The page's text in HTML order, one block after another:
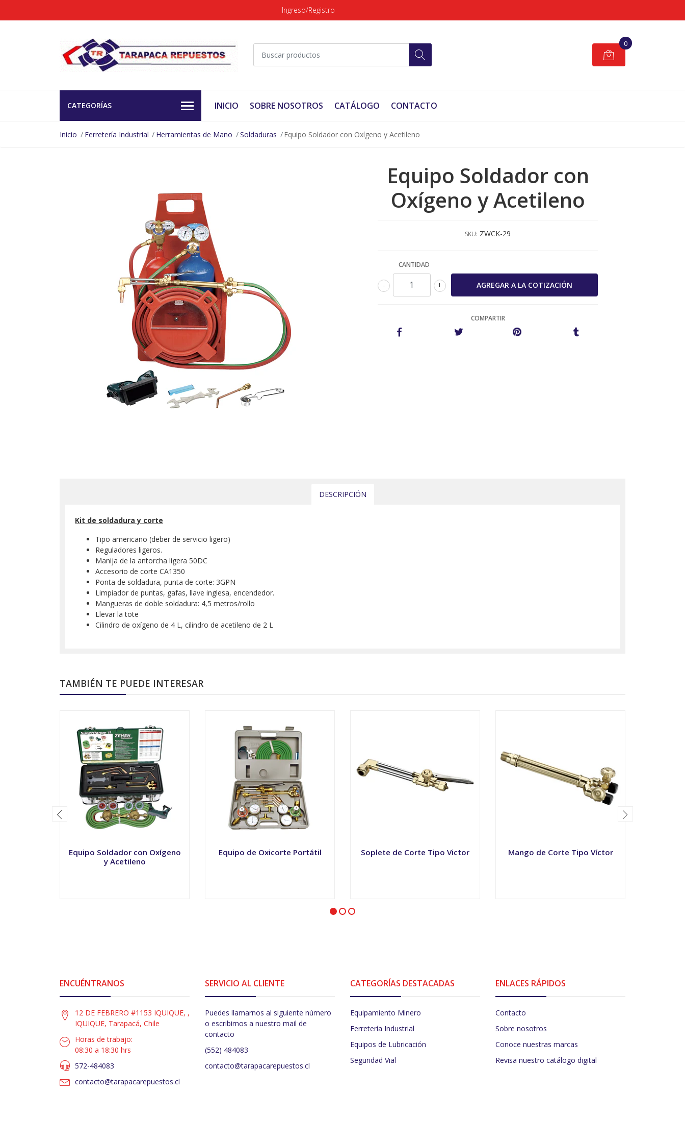
Ingreso/Registro
0
CATEGORÍAS INICIO SOBRE NOSOTROS CATÁLOGO CONTACTO
Inicio Ferretería Industrial Herramientas de Mano Soldaduras Equipo Soldador con Oxígeno y Acetileno
Equipo Soldador con
Oxígeno y Acetileno
SKU: ZWCK-29
CANTIDAD
+
-
COMPARTIR
DESCRIPCIÓN
Kit de soldadura y corte
Tipo americano (deber de servicio ligero)
Reguladores ligeros.
Manija de la antorcha ligera 50DC
Accesorio de corte CA1350
Ponta de soldadura, punta de corte: 3GPN
Limpiador de puntas, gafas, llave inglesa, encendedor.
Mangueras de doble soldadura: 4,5 metros/rollo
Llevar la tote
Cilindro de oxígeno de 4 L, cilindro de acetileno de 2 L
TAMBIÉN TE PUEDE INTERESAR
Equipo Soldador con Oxígeno
y Acetileno
Equipo de Oxicorte Portátil Soplete de Corte Tipo Victor Mango de Corte Tipo Víctor
ENCUÉNTRANOS
12 DE FEBRERO #1153 IQUIQUE, ,
IQUIQUE, Tarapacá, Chile
Horas de trabajo:
08:30 a 18:30 hrs
572-484083
contacto@tarapacarepuestos.cl
SERVICIO AL CLIENTE
Puedes llamarnos al siguiente número
o escribirnos a nuestro mail de
contacto
(552) 484083
contacto@tarapacarepuestos.cl
CATEGORÍAS DESTACADAS
Equipamiento Minero
Ferretería Industrial
Equipos de Lubricación
Seguridad Vial
ENLACES RÁPIDOS
Contacto
Sobre nosotros
Conoce nuestras marcas
Revisa nuestro catálogo digital